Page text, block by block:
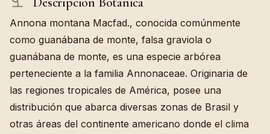
Annona montana Macfad., conocida comúnmente
como guanábana de monte, falsa graviola o
guanábana de monte, es una especie arbórea
perteneciente a la familia Annonaceae. Originaria de
las regiones tropicales de América, posee una
distribución que abarca diversas zonas de Brasil y
otras áreas del continente americano donde el clima